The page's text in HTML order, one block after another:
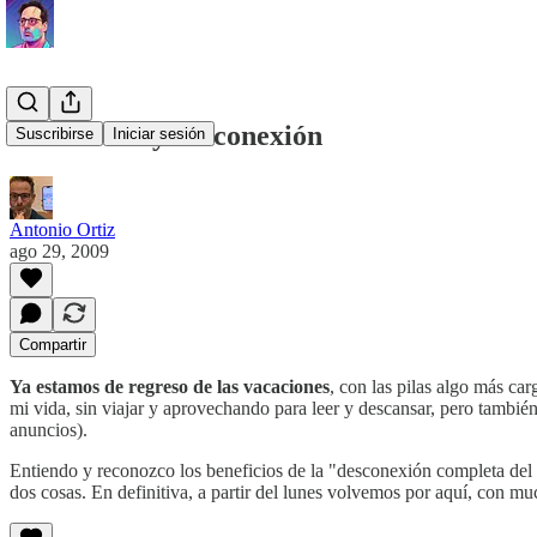
Suscribirse Iniciar sesión
Vacaciones y desconexión
Antonio Ortiz
ago 29, 2009
Compartir
Ya estamos de regreso de las vacaciones, con las pilas algo más
mi vida, sin viajar y aprovechando para leer y descansar, pero
anuncios).
Entiendo y reconozco los beneficios de la "desconexión completa
dos cosas. En definitiva, a partir del lunes volvemos por aquí, con